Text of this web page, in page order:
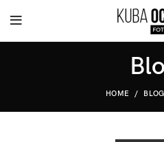
HOME